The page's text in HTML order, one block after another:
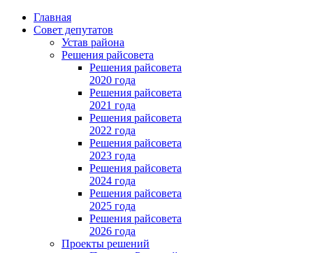
Главная
Совет депутатов
Устав района
Решения райсовета
Решения райсовета
2020 года
Решения райсовета
2021 года
Решения райсовета
2022 года
Решения райсовета
2023 года
Решения райсовета
2024 года
Решения райсовета
2025 года
Решения райсовета
2026 года
Проекты решений